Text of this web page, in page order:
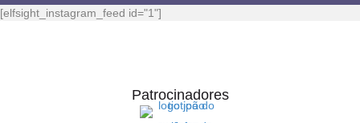
[elfsight_instagram_feed id="1"]
Patrocinadores